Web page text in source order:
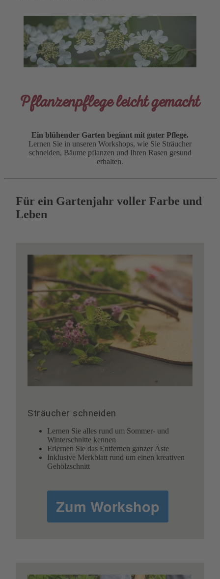
Pflanzenpflege leicht gemacht
Ein blühender Garten beginnt mit guter Pflege.
Lernen Sie in unseren Workshops, wie Sie Sträucher
schneiden, Bäume pflanzen und Ihren Rasen gesund
erhalten.
Für ein Gartenjahr voller Farbe und
Leben
Sträucher schneiden
Lernen Sie alles rund um Sommer- und
Winterschnitte kennen
Erlernen Sie das Entfernen ganzer Äste
Inklusive Merkblatt rund um einen kreativen
Gehölzschnitt
Zum Workshop